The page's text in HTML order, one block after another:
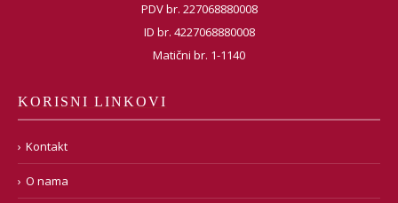
PDV br. 227068880008
ID br. 4227068880008
Matični br. 1-1140
KORISNI LINKOVI
Kontakt
O nama